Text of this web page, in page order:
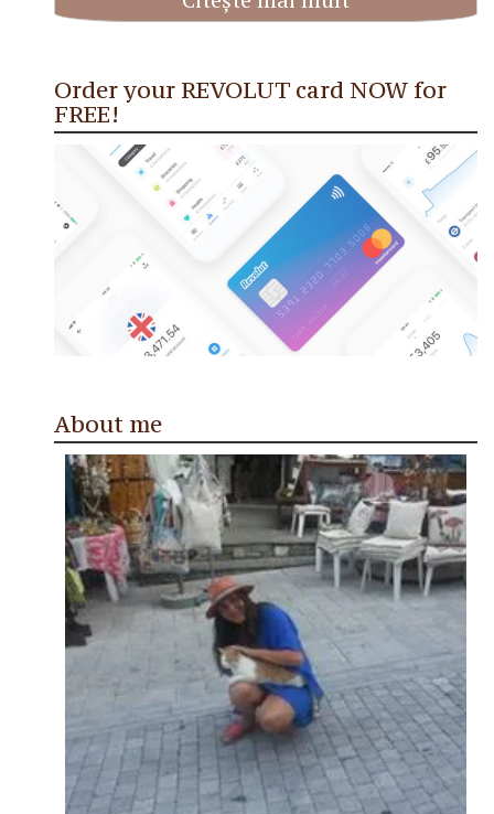
Order your REVOLUT card NOW for
FREE!
About me